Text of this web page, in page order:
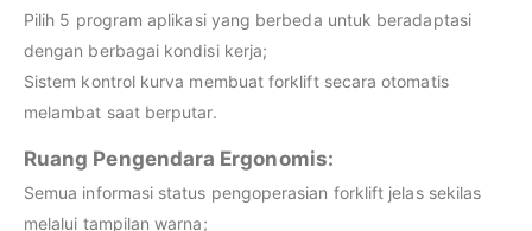
Pilih 5 program aplikasi yang berbeda untuk beradaptasi
dengan berbagai kondisi kerja;
Sistem kontrol kurva membuat forklift secara otomatis
melambat saat berputar.
Ruang Pengendara Ergonomis:
Semua informasi status pengoperasian forklift jelas sekilas
melalui tampilan warna;